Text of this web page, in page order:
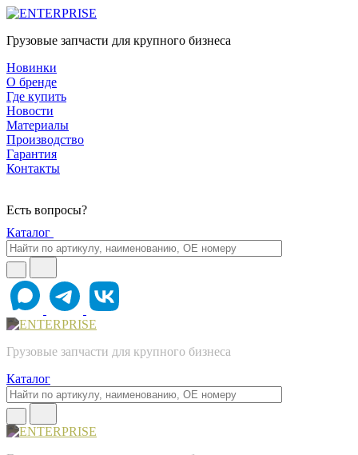
Грузовые запчасти для крупного бизнеса
Новинки
О бренде
Где купить
Новости
Материалы
Производство
Гарантия
Контакты
Есть вопросы?
Каталог
Грузовые запчасти для крупного бизнеса
Каталог